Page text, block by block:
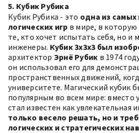
5. Кубик Рубика
Кубик Рубика - это одна из
логических игр в мире, в
те, кто хочет испытать себя, но и
инженеры. Кубик 3x3x3 был
архитектор Эрнё Рубик в 1974
он использовал его для
пространственных движений,
университете. Магический кубик
популярным во всем мире: вместо
стал известен как увлекательная
только весело решать, но и
логических и стратегических